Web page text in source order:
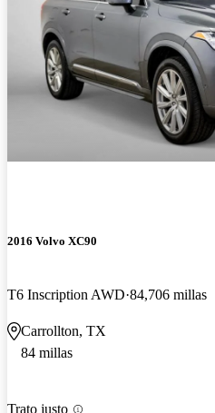
2016 Volvo XC90
T6 Inscription AWD 84,706 millas
Carrollton, TX
84 millas
Trato justo